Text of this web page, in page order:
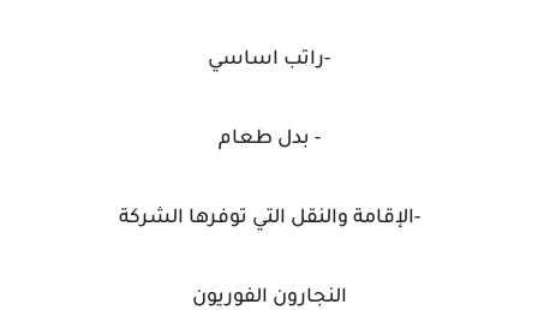
-راتب اساسي
- بدل طعام
-الإقامة والنقل التي توفرها الشركة
النجارون الفوريون